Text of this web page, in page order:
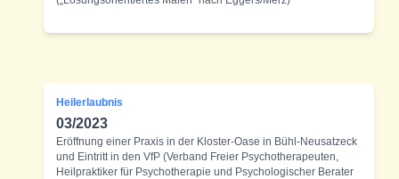
Heilerlaubnis
03/2023
Eröffnung einer Praxis in der Kloster-Oase in Bühl-Neusatzeck
und Eintritt in den VfP (Verband Freier Psychotherapeuten,
Heilpraktiker für Psychotherapie und Psychologischer Berater